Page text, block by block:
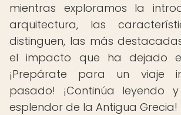
mientras exploramos la
arquitectura, las
distinguen, las más
el impacto que ha dejado
¡Prepárate para un viaje
pasado! ¡Continúa leyendo
esplendor de la Antigua Grecia!